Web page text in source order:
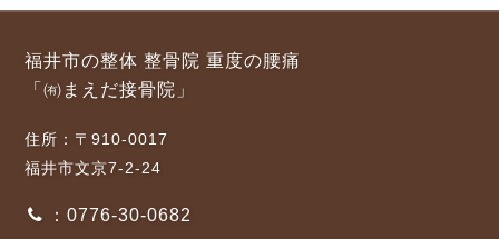
福井市の整体 整骨院 重度の腰痛
「㈲まえだ接骨院」
住所：〒910-0017
福井市文京7-2-24
：0776-30-0682